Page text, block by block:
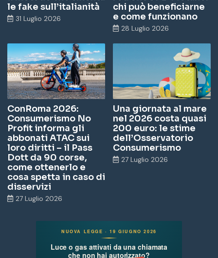
le fake sull’italianità
31 Luglio 2026
chi può beneficiarne
e come funzionano
28 Luglio 2026
ConRoma 2026:
Consumerismo No
Profit informa gli
abbonati ATAC sui
loro diritti – il Pass
Dott da 90 corse,
come ottenerlo e
cosa spetta in caso di
disservizi
27 Luglio 2026
Una giornata al mare
nel 2026 costa quasi
200 euro: le stime
dell’Osservatorio
Consumerismo
27 Luglio 2026